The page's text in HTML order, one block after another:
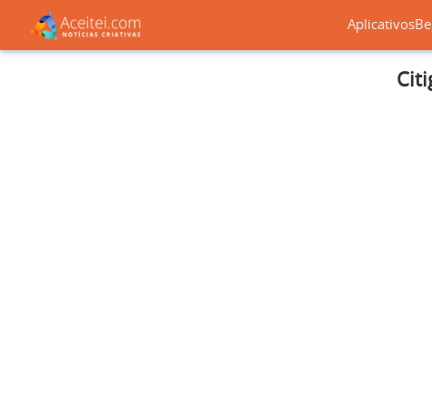
Aplicativos